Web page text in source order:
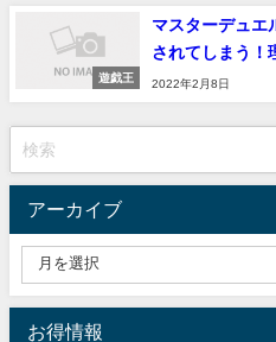
遊戯王
マスターデュエ
されてしまう！
2022年2月8日
アーカイブ
お得情報